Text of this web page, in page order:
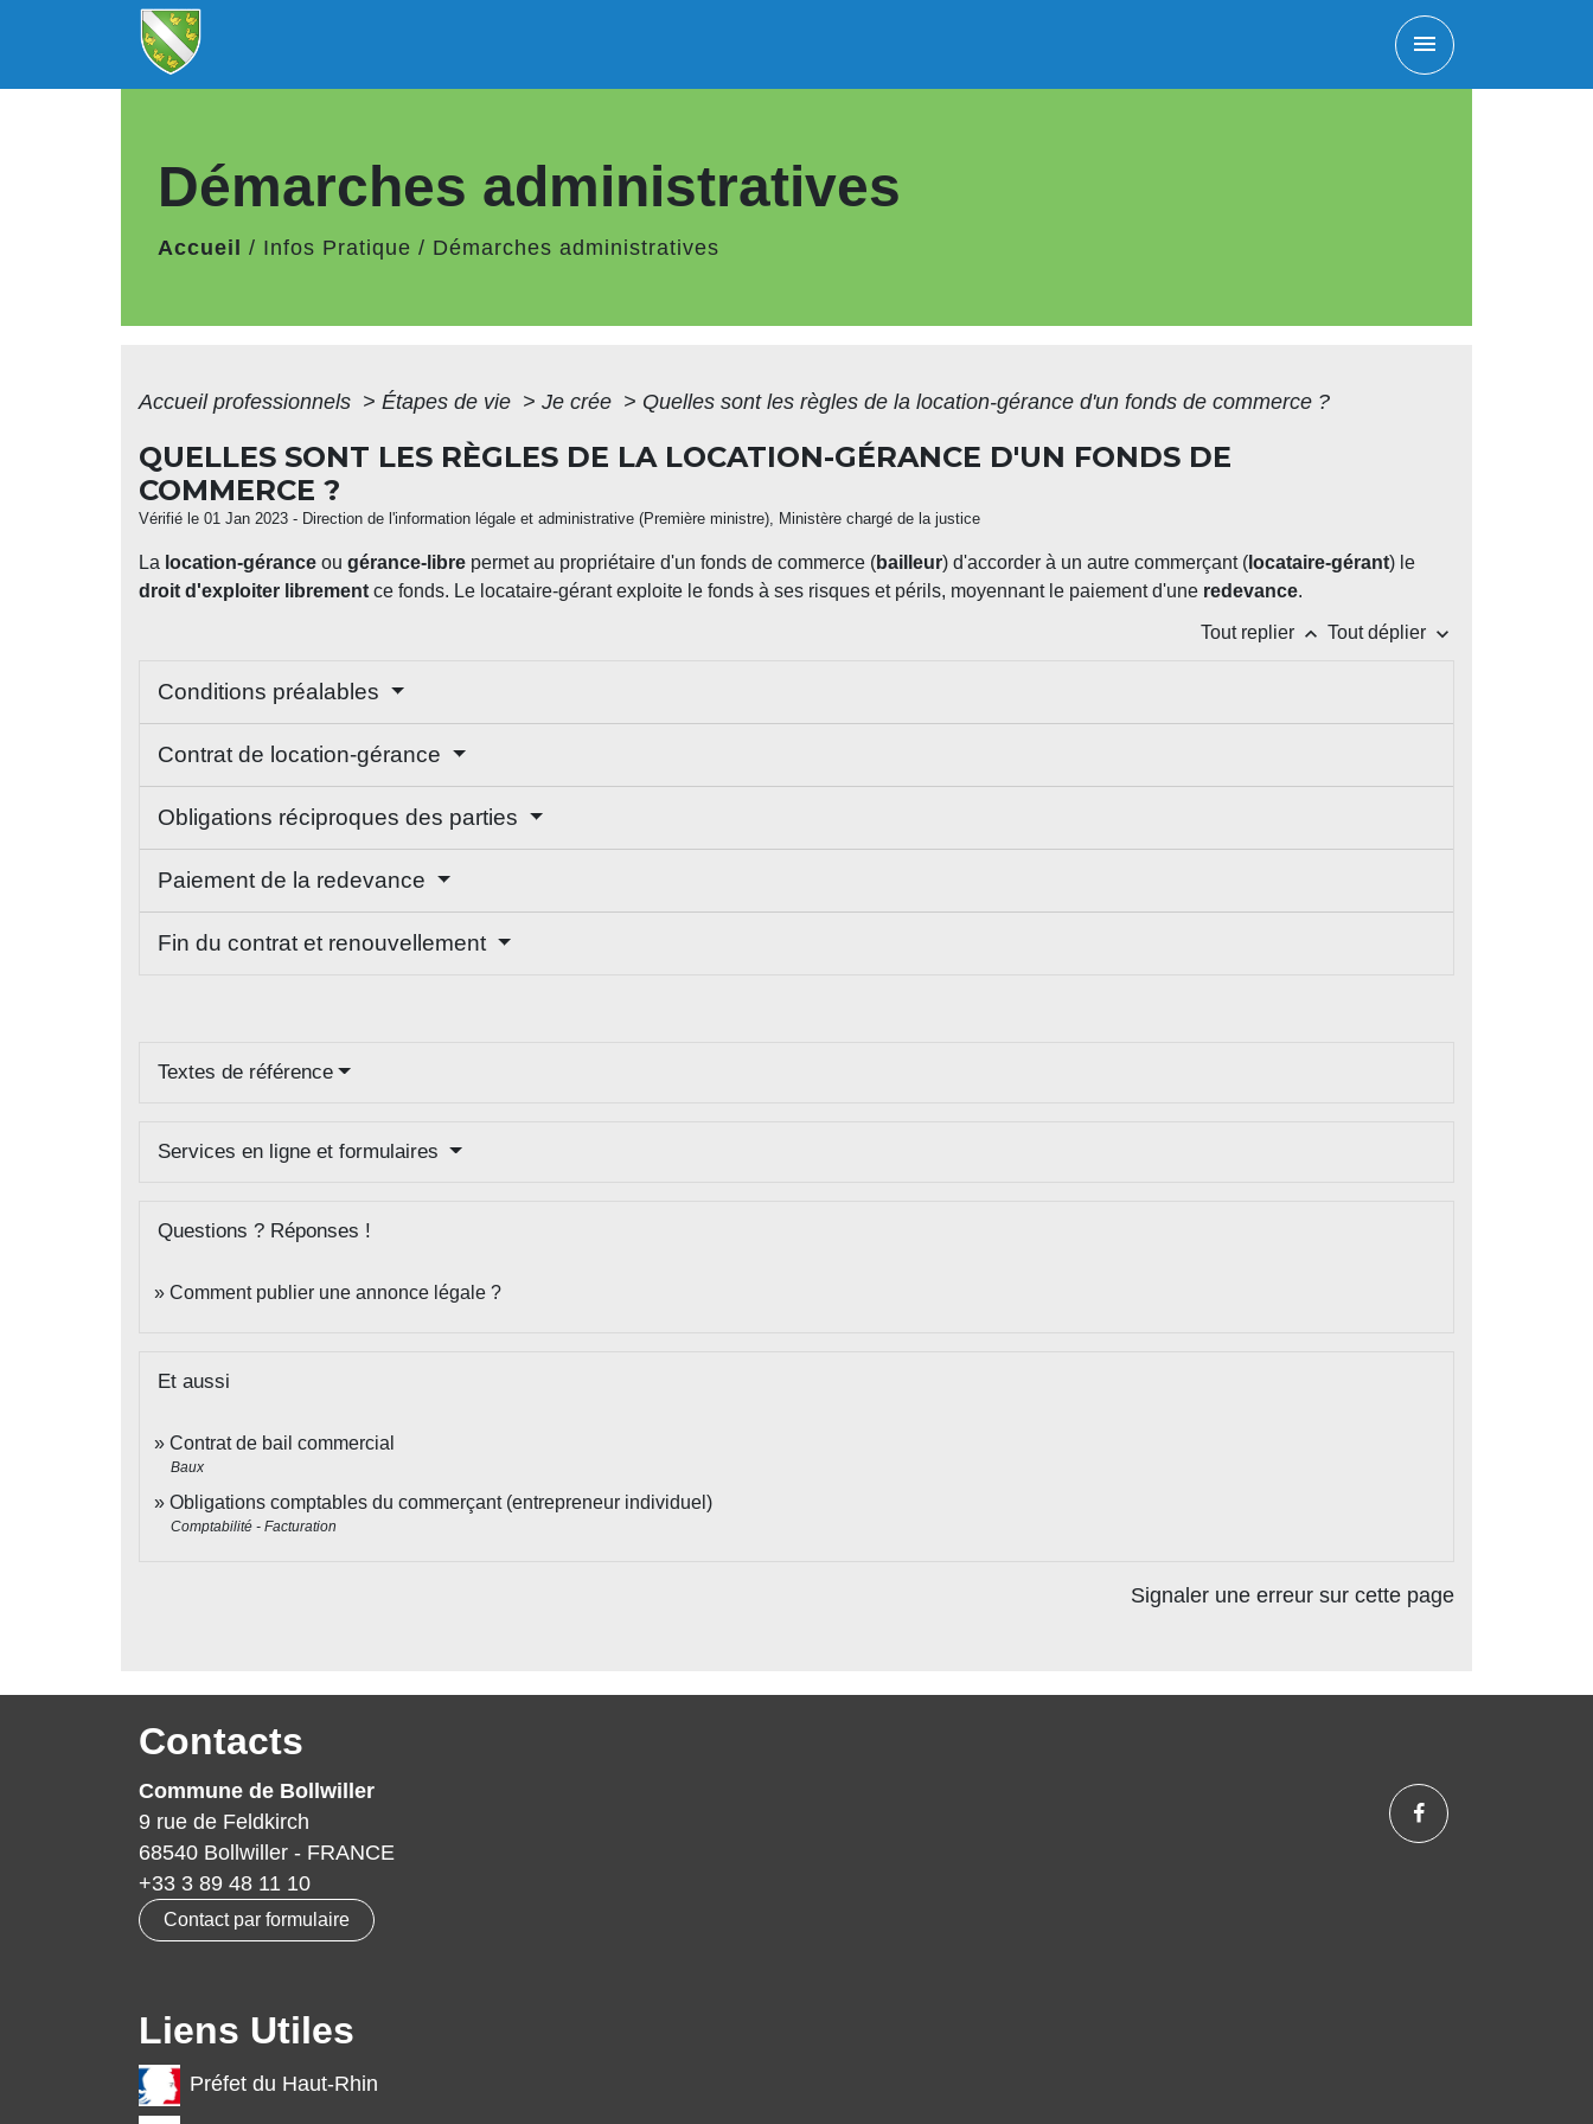
menu
Démarches administratives
Accueil / Infos Pratique / Démarches administratives
Accueil professionnels > Étapes de vie > Je crée > Quelles sont les règles de la location-gérance d'un fonds de commerce ?
QUELLES SONT LES RÈGLES DE LA LOCATION-GÉRANCE D'UN FONDS DE
COMMERCE ?
Vérifié le 01 Jan 2023 - Direction de l'information légale et administrative (Première ministre), Ministère chargé de la justice
La location-gérance ou gérance-libre permet au propriétaire d'un fonds de commerce (bailleur) d'accorder à un autre commerçant ( locataire-gérant) le
droit d'exploiter librement ce fonds. Le locataire-gérant exploite le fonds à ses risques et périls, moyennant le paiement d'une redevance.
Tout replier keyboard_arrow_up Tout déplier keyboard_arrow_down
Conditions préalables
Contrat de location-gérance
Obligations réciproques des parties
Paiement de la redevance
Fin du contrat et renouvellement
Textes de référence
Services en ligne et formulaires
Questions ? Réponses !
Comment publier une annonce légale ?
Et aussi
Contrat de bail commercial
Baux
Obligations comptables du commerçant (entrepreneur individuel)
Comptabilité - Facturation
Signaler une erreur sur cette page
Contacts
Commune de Bollwiller
9 rue de Feldkirch
68540 Bollwiller - FRANCE
+33 3 89 48 11 10
Contact par formulaire
Liens Utiles
Préfet du Haut-Rhin